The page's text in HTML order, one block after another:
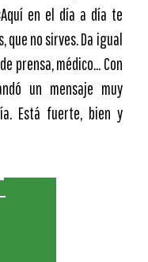
en el día a día te
que no sirves. Da igual
prensa, médico… Con
un mensaje muy
Está fuerte, bien y